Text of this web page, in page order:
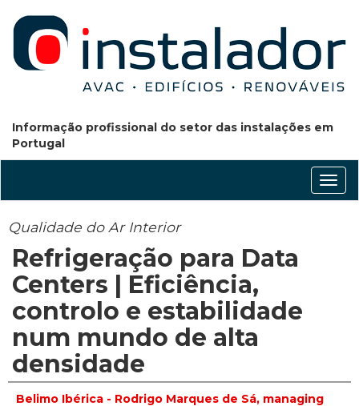
Informação profissional do setor das instalações em
Portugal
Qualidade do Ar Interior
Refrigeração para Data
Centers | Eficiência,
controlo e estabilidade
num mundo de alta
densidade
Belimo Ibérica - Rodrigo Marques de Sá, managing